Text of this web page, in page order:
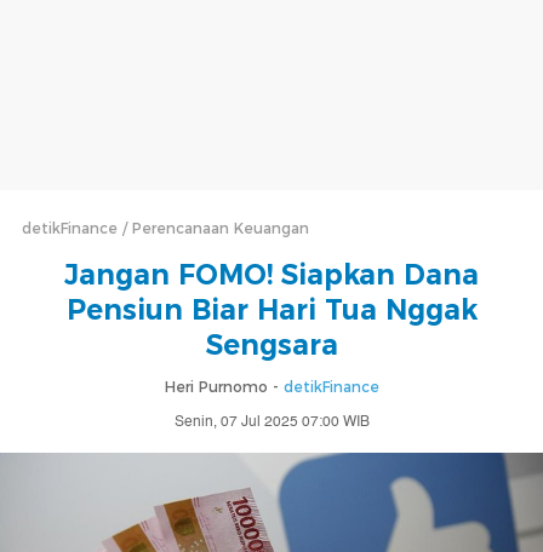
detikFinance Perencanaan Keuangan
Jangan FOMO! Siapkan Dana
Pensiun Biar Hari Tua Nggak
Sengsara
Heri Purnomo - detikFinance
Senin, 07 Jul 2025 07:00 WIB